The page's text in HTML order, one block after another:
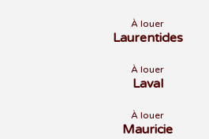
À louer
Laurentides
À louer
Laval
À louer
Mauricie